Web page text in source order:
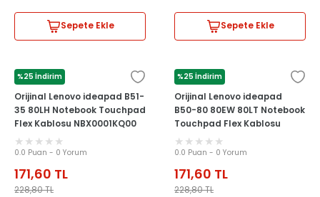
Sepete Ekle Sepete Ekle
%25 İndirim
LENOVO
Orijinal Lenovo ideapad B51-
35 80LH Notebook Touchpad
Flex Kablosu NBX0001KQ00
0.0 Puan - 0 Yorum
171,60 TL
228,80TL
%25 İndirim
LENOVO
Orijinal Lenovo ideapad
B50-80 80EW 80LT Notebook
Touchpad Flex Kablosu
NBX0001KQ00
0.0 Puan - 0 Yorum
171,60 TL
228,80TL